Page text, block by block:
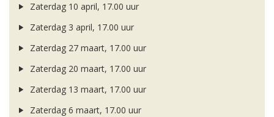
Zaterdag 10 april, 17.00 uur
Zaterdag 3 april, 17.00 uur
Zaterdag 27 maart, 17.00 uur
Zaterdag 20 maart, 17.00 uur
Zaterdag 13 maart, 17.00 uur
Zaterdag 6 maart, 17.00 uur